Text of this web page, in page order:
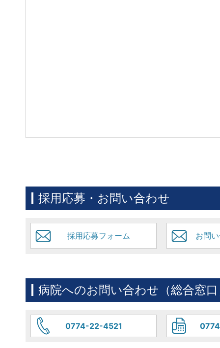
採用応募・お問い合わせ
採用応募フォーム お問
病院へのお問い合わせ（総合窓口
0774-22-4521